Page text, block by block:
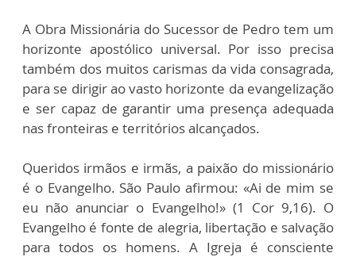
A Obra Missionária do Sucessor de Pedro tem um
horizonte apostólico universal. Por isso precisa
também dos muitos carismas da vida consagrada,
para se dirigir ao vasto horizonte da evangelização
e ser capaz de garantir uma presença adequada
nas fronteiras e territórios alcançados.
Queridos irmãos e irmãs, a paixão do missionário
é o Evangelho. São Paulo afirmou: «Ai de mim se
eu não anunciar o Evangelho!» (1 Cor 9,16). O
Evangelho é fonte de alegria, libertação e salvação
para todos os homens. A Igreja é consciente